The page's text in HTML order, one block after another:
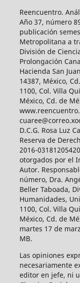
Reencuentro.
Año 37, número
publicación
Metropolitana a
División de
Prolongación
Hacienda San
14387, México,
1100, Col. Villa
México, Cd. de
D.C.G. Rosa Luz
Reserva de
2016-
otorgados por el
Autor.
número, Dra.
Beller Taboada,
Humanidades,
1100, Col. Villa
México, Cd. de
martes 17 de
MB.
Las opiniones
necesariamente
editor en jefe, ni